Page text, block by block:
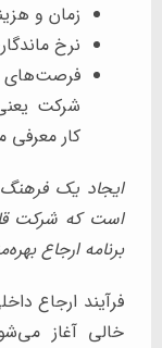
زمان و
نرخ
فرصت‌های
شرکت
کار
ایجاد یک
است که شرکت
برنامه ارجاع
فرآیند ارجاع
خالی آغاز